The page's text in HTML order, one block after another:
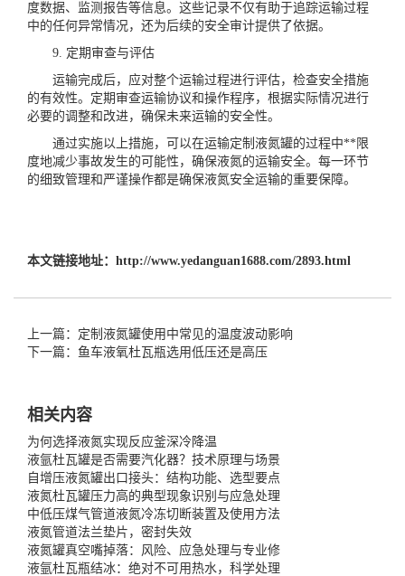
度数据、监测报告等信息。这些记录不仅有助于追踪运输过程
中的任何异常情况，还为后续的安全审计提供了依据。
9. 定期审查与评估
运输完成后，应对整个运输过程进行评估，检查安全措施
的有效性。定期审查运输协议和操作程序，根据实际情况进行
必要的调整和改进，确保未来运输的安全性。
通过实施以上措施，可以在运输定制液氮罐的过程中**限
度地减少事故发生的可能性，确保液氮的运输安全。每一环节
的细致管理和严谨操作都是确保液氮安全运输的重要保障。
本文链接地址： http://www.yedanguan1688.com/2893.html
上一篇： 定制液氮罐使用中常见的温度波动影响
下一篇：鱼车液氧杜瓦瓶选用低压还是高压
相关内容
为何选择液氮实现反应釜深冷降温
液氩杜瓦罐是否需要汽化器？技术原理与场景
自增压液氮罐出口接头：结构功能、选型要点
液氮杜瓦罐压力高的典型现象识别与应急处理
中低压煤气管道液氮冷冻切断装置及使用方法
液氮管道法兰垫片，密封失效
液氮罐真空嘴掉落：风险、应急处理与专业修
液氩杜瓦瓶结冰：绝对不可用热水，科学处理